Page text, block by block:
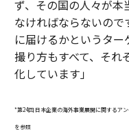
ず、その国の人々が本
なければならないの
に届けるかというタ
撮り方もすべて、それ
化しています」
*第24回 日本企業の海外事業展開に関するア
を参照